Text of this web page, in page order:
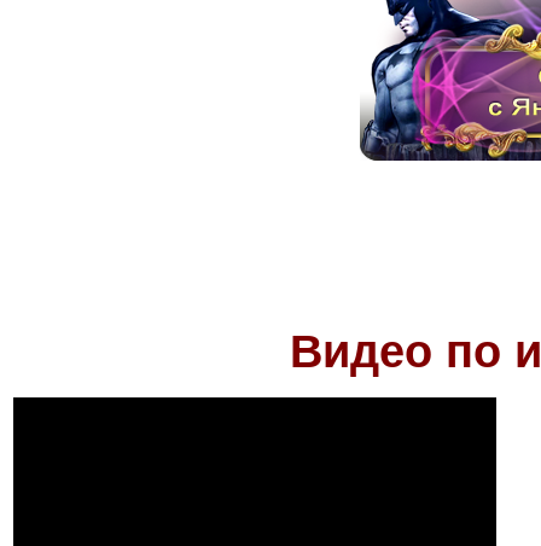
Видео по